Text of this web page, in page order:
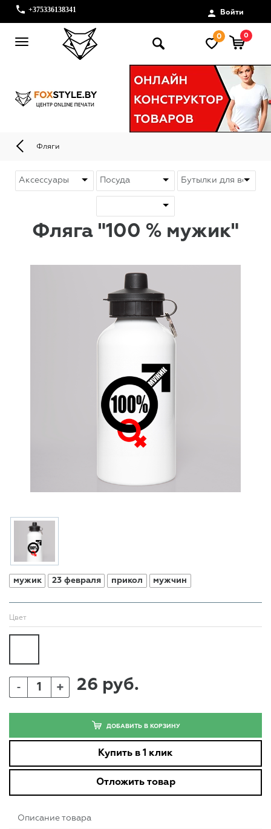
+375336138341 Войти
0 0
Фляги
Фляга "100 % мужик"
мужик 23 февраля прикол мужчин
Цвет
- + 26 руб.
ДОБАВИТЬ В КОРЗИНУ
Купить в 1 клик
Отложить товар
Описание товара